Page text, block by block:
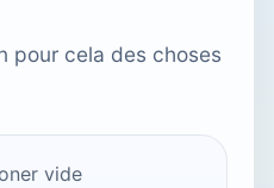
pour cela des choses
vide